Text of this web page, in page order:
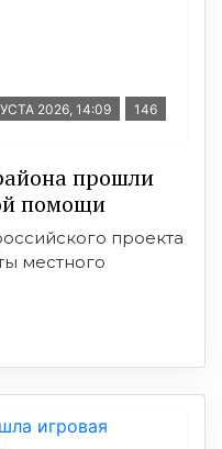
2026, 14:09 146
прошли
помощи
проекта
местного